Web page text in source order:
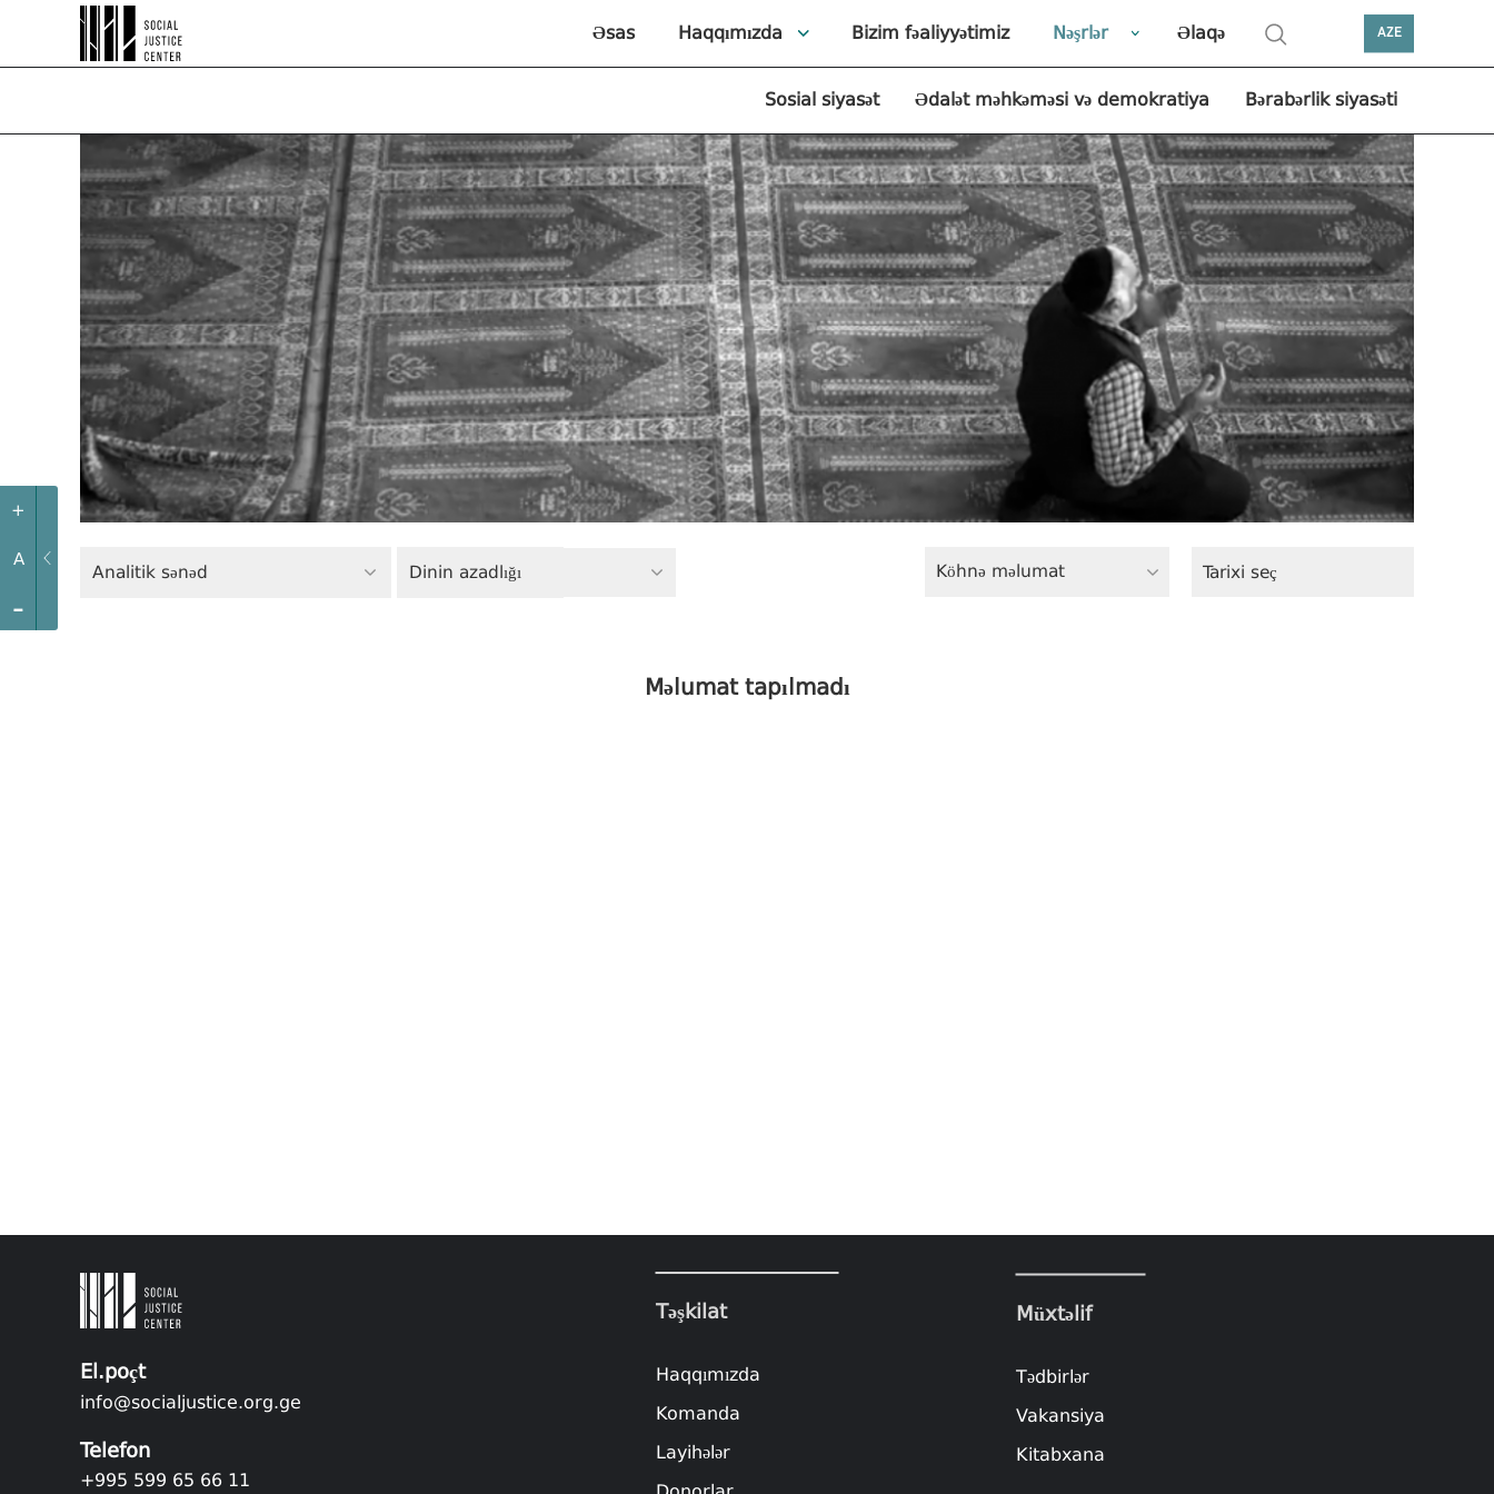
+
A
-
Əsas Haqqımızda Bizim fəaliyyətimiz Nəşrlər Əlaqə AZE
Sosial siyasət Ədalət məhkəməsi və demokratiya Bərabərlik siyasəti
Analitik sənəd Dinin azadlığı Köhnə məlumat
Məlumat tapılmadı
El.poçt
info@socialjustice.org.ge
Telefon
+995 599 65 66 11
Təşkilat
Haqqımızda
Komanda
Layihələr
Müxtəlif
Tədbirlər
Vakansiya
Kitabxana